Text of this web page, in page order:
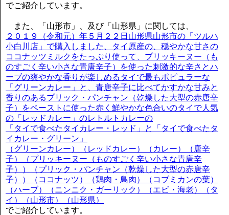
でご紹介しています。
また、「山形市」、及び「山形県」に関しては、
２０１９（令和元）年５月２２日山形県山形市の「ツルハ
小白川店」で購入しました、タイ原産の、穏やかな甘さの
ココナッツミルクをたっぷり使って、プリッキーヌー（も
のすごく辛い小さな青唐辛子）を使った刺激的な辛さとハ
ーブの爽やかな香りが楽しめるタイで最もポピュラーな
「グリーンカレー」と、青唐辛子に比べてかすかな甘みと
香りのあるプリック・パンチャン（乾燥した大型の赤唐辛
子）をペーストに使った赤く鮮やかな色合いのタイで人気
の「レッドカレー」のレトルトカレーの
「タイで食べたタイカレー・レッド」と「タイで食べたタ
イカレー・グリーン」
（グリーンカレー）（レッドカレー）（カレー）（唐辛
子）（プリッキーヌー（ものすごく辛い小さな青唐辛
子））（プリック・パンチャン（乾燥した大型の赤唐辛
子））（ココナッツ）（鶏肉・鳥肉）（コブミカンの葉）
（ハーブ）（ニンニク・ガーリック）（エビ・海老）（タ
イ）（山形市）（山形県）
でご紹介しています。